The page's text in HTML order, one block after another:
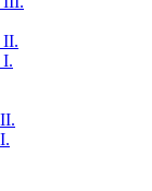
II.
I.